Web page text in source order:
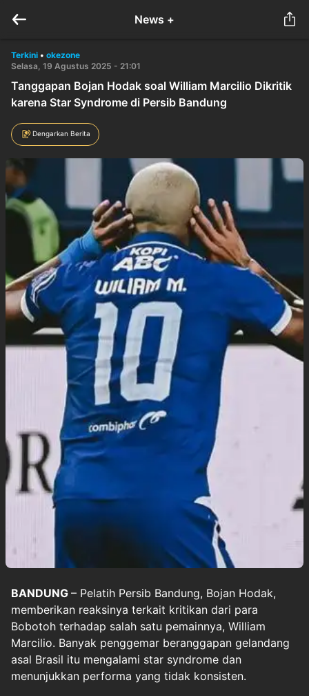
News +
Terkini • okezone
Selasa, 19 Agustus 2025 - 21:01
Tanggapan Bojan Hodak soal William Marcilio Dikritik
karena Star Syndrome di Persib Bandung
Dengarkan Berita
BANDUNG – Pelatih Persib Bandung, Bojan Hodak,
memberikan reaksinya terkait kritikan dari para
Bobotoh terhadap salah satu pemainnya, William
Marcilio. Banyak penggemar beranggapan gelandang
asal Brasil itu mengalami star syndrome dan
menunjukkan performa yang tidak konsisten.